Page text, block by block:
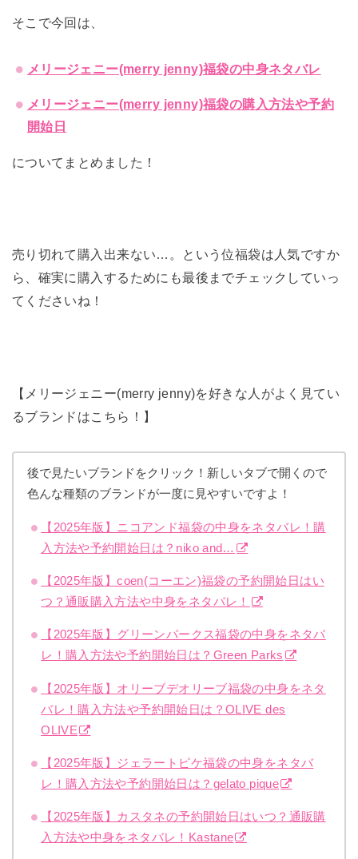
そこで今回は、
メリージェニー(merry jenny)福袋の中身ネタバレ
メリージェニー(merry jenny)福袋の購入方法や予約
開始日
についてまとめました！
売り切れて購入出来ない…。という位福袋は人気ですか
ら、確実に購入するためにも最後までチェックしていっ
てくださいね！
【メリージェニー(merry jenny)を好きな人がよく見てい
るブランドはこちら！】
後で見たいブランドをクリック！新しいタブで開くので
色んな種類のブランドが一度に見やすいですよ！
【2025年版】ニコアンド福袋の中身をネタバレ！購
入方法や予約開始日は？niko and…
【2025年版】coen(コーエン)福袋の予約開始日はい
つ？通販購入方法や中身をネタバレ！
【2025年版】グリーンパークス福袋の中身をネタバ
レ！購入方法や予約開始日は？Green Parks
【2025年版】オリーブデオリーブ福袋の中身をネタ
バレ！購入方法や予約開始日は？OLIVE des
OLIVE
【2025年版】ジェラートピケ福袋の中身をネタバ
レ！購入方法や予約開始日は？gelato pique
【2025年版】カスタネの予約開始日はいつ？通販購
入方法や中身をネタバレ！Kastane